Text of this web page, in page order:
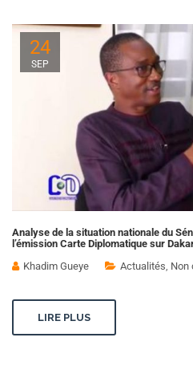
24
SEP
Analyse de la situation nationale du
l’émission Carte Diplomatique sur
Khadim Gueye
Actualités Non
LIRE PLUS